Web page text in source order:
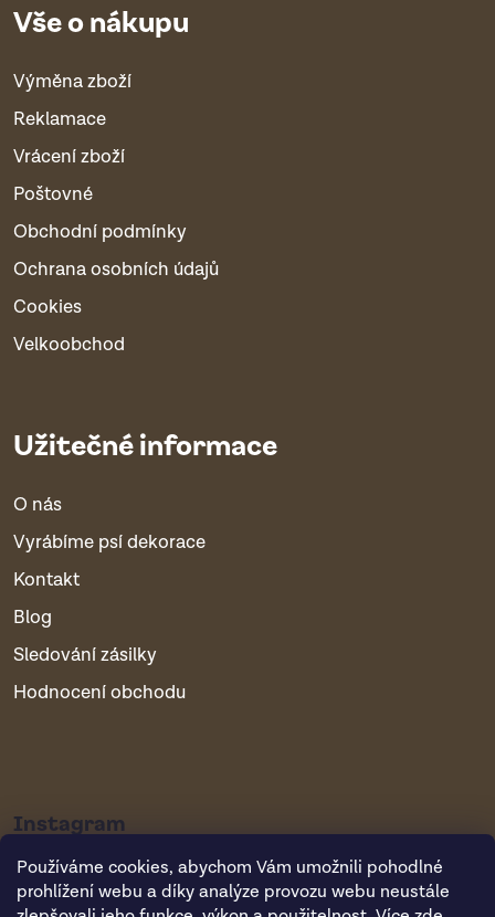
Používáme cookies, abychom Vám umožnili pohodlné
prohlížení webu a díky analýze provozu webu neustále
Vše o nákupu
Výměna zboží
Reklamace
Vrácení zboží
Poštovné
Obchodní podmínky
Ochrana osobních údajů
Cookies
Velkoobchod
Užitečné informace
O nás
Vyrábíme psí dekorace
Kontakt
Blog
Sledování zásilky
Hodnocení obchodu
Instagram